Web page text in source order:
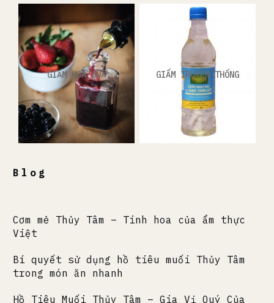
GIẤM HOA QUẢ GIẤM TRUYỀN THỐNG
Blog
Cơm mẻ Thủy Tâm – Tinh hoa của ẩm thực
Việt
Bí quyết sử dụng hồ tiêu muối Thủy Tâm
trong món ăn nhanh
Hồ Tiêu Muối Thủy Tâm – Gia Vị Quý Của